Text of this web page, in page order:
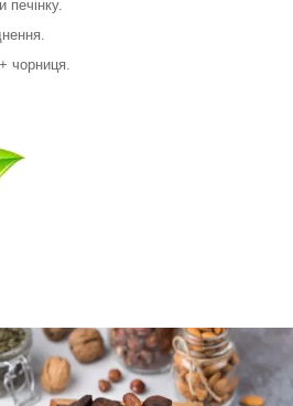
печінку.
чорниця.